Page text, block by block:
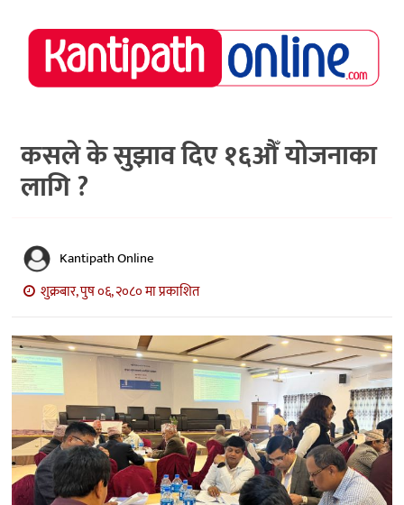
राष्ट्रिय
समाचार
नेपाल
अर्थ/
मनोरञ्जन
स्वास्थ्य
अन्तर्वार्ता/
विचार
अन्तर्राष्ट्रिय/
प्रवास
भिडियो
कसले के सुझाव दिए १६औँ योजनाका
लागि ?
Kantipath Online
शुक्रबार, पुष ०६, २०८० मा प्रकाशित